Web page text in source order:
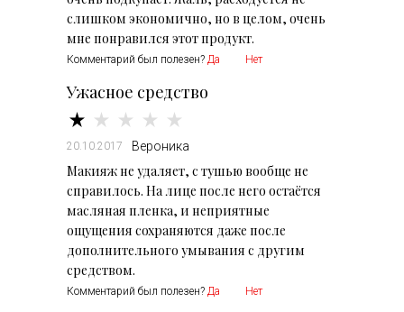
слишком экономично, но в целом, очень
мне понравился этот продукт.
Комментарий был полезен? Да Нет
Ужасное средство
20.10.2017 Вероника
Макияж не удаляет, с тушью вообще не
справилось. На лице после него остаётся
масляная пленка, и неприятные
ощущения сохраняются даже после
дополнительного умывания с другим
средством.
Комментарий был полезен? Да Нет